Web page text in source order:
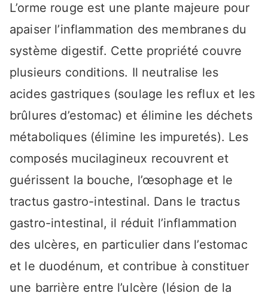
L’orme rouge est une plante majeure pour
apaiser l’inflammation des membranes du
système digestif. Cette propriété couvre
plusieurs conditions. Il neutralise les
acides gastriques (soulage les reflux et les
brûlures d’estomac) et élimine les déchets
métaboliques (élimine les impuretés). Les
composés mucilagineux recouvrent et
guérissent la bouche, l’œsophage et le
tractus gastro-intestinal. Dans le tractus
gastro-intestinal, il réduit l’inflammation
des ulcères, en particulier dans l’estomac
et le duodénum, ​​et contribue à constituer
une barrière entre l’ulcère (lésion de la